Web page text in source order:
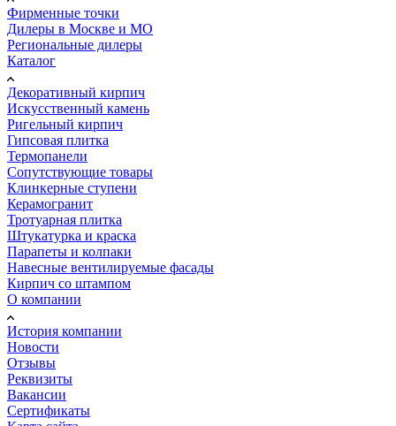
Фирменные точки
Дилеры в Москве и МО
Региональные дилеры
Каталог
Декоративный кирпич
Искусственный камень
Ригельный кирпич
Гипсовая плитка
Термопанели
Сопутствующие товары
Клинкерные ступени
Керамогранит
Тротуарная плитка
Штукатурка и краска
Парапеты и колпаки
Навесные вентилируемые фасады
Кирпич со штампом
О компании
История компании
Новости
Отзывы
Реквизиты
Вакансии
Сертификаты